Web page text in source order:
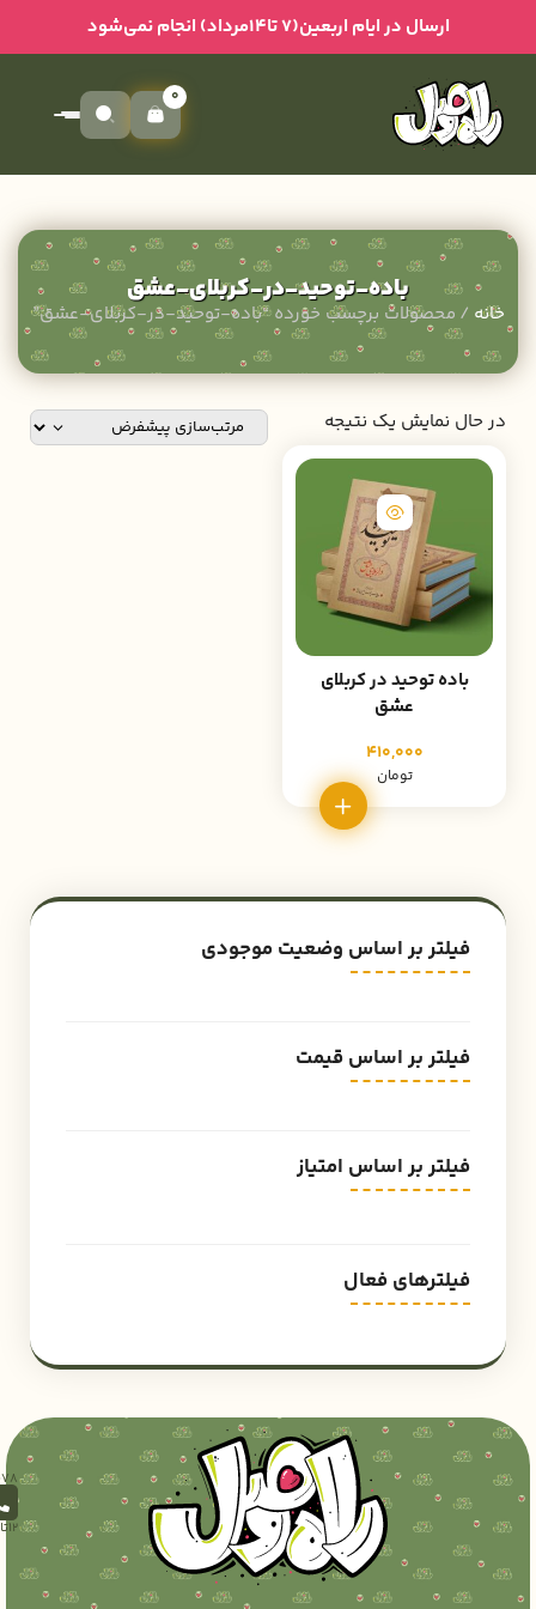
ارسال در ایام اربعین(۷ تا۱۴مرداد) انجام نمی‌شود
0
باده-توحید-در-کربلای-عشق
خانه / محصولات برچسب خورده “باده-توحید-در-کربلای-عشق”
فیلتر بر اساس وضعیت موجودی
فیلتر بر اساس قیمت
فیلتر بر اساس امتیاز
فیلترهای فعال
در حال نمایش یک نتیجه
باده توحید در کربلای
عشق
410,000
تومان
12تا18)